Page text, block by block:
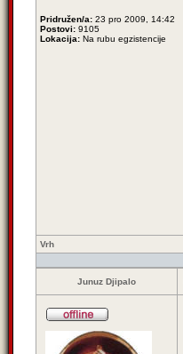
Pridružen/a: 23 pro 2009, 14:42
Postovi: 9105
Lokacija: Na rubu egzistencije
Vrh
Junuz Djipalo